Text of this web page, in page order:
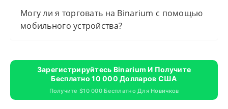
Могу ли я торговать на Binarium с помощью
мобильного устройства?
Зарегистрируйтесь Binarium И Получите
Бесплатно 10 000 Долларов США
Получите $10 000 Бесплатно Для Новичков